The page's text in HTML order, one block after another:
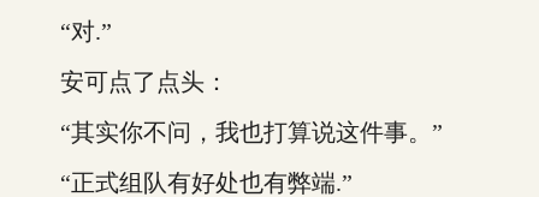
“对.”
安可点了点头：
“其实你不问，我也打算说这件事。”
“正式组队有好处也有弊端.”